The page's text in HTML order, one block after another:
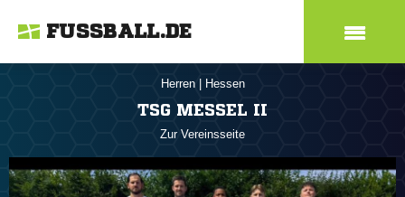
FUSSBALL.DE
Herren Hessen
TSG MESSEL II
Zur Vereinsseite